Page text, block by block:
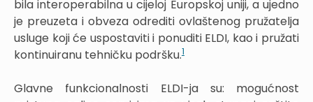
bila interoperabilna u cijeloj Europskoj uniji, a ujedno
je preuzeta i obveza odrediti ovlaštenog pružatelja
usluge koji će uspostaviti i ponuditi ELDI, kao i pružati
kontinuiranu tehničku podršku.1
Glavne funkcionalnosti ELDI-ja su: mogućnost